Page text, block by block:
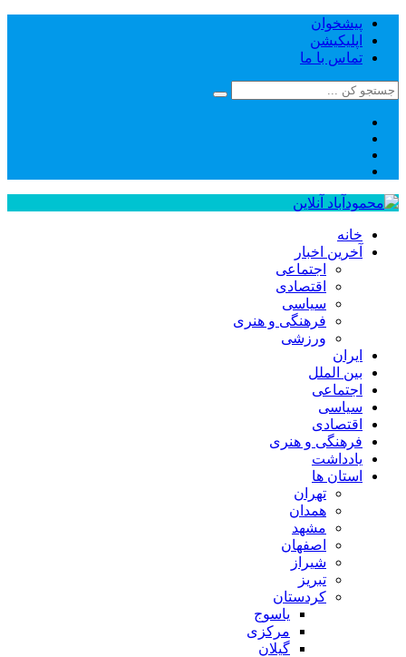
پیشخوان
اپلیکیشن
تماس با ما
خانه
آخرین اخبار
اجتماعی
اقتصادی
سیاسی
فرهنگی و هنری
ورزشی
ایران
بین الملل
اجتماعی
سیاسی
اقتصادی
فرهنگی و هنری
یادداشت
استان ها
تهران
همدان
مشهد
اصفهان
شیراز
تبریز
کردستان
یاسوج
مرکزی
گیلان